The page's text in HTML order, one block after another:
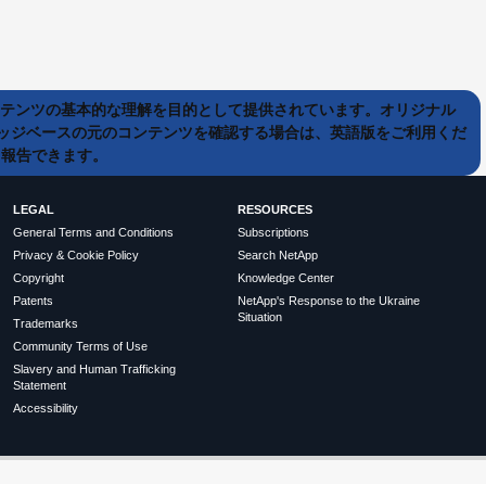
ンツの基本的な理解を目的として提供されています。オリジナル
ベースの元のコンテンツを確認する場合は、英語版をご利用くだ
告できます。
LEGAL
General Terms and Conditions
Privacy & Cookie Policy
Copyright
Patents
Trademarks
Community Terms of Use
Slavery and Human Trafficking
Statement
Accessibility
RESOURCES
Subscriptions
Search NetApp
Knowledge Center
NetApp's Response to the Ukraine
Situation